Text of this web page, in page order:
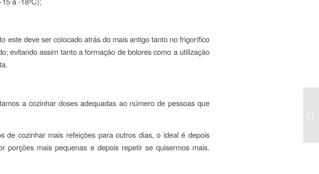
este deve ser colocado atrás do mais antigo tanto no frigorífico
evitando assim tanto a formação de bolores como a utilização
a cozinhar doses adequadas ao número de pessoas que
de cozinhar mais refeições para outros dias, o ideal é depois
mais pequenas e depois repetir se quisermos mais.